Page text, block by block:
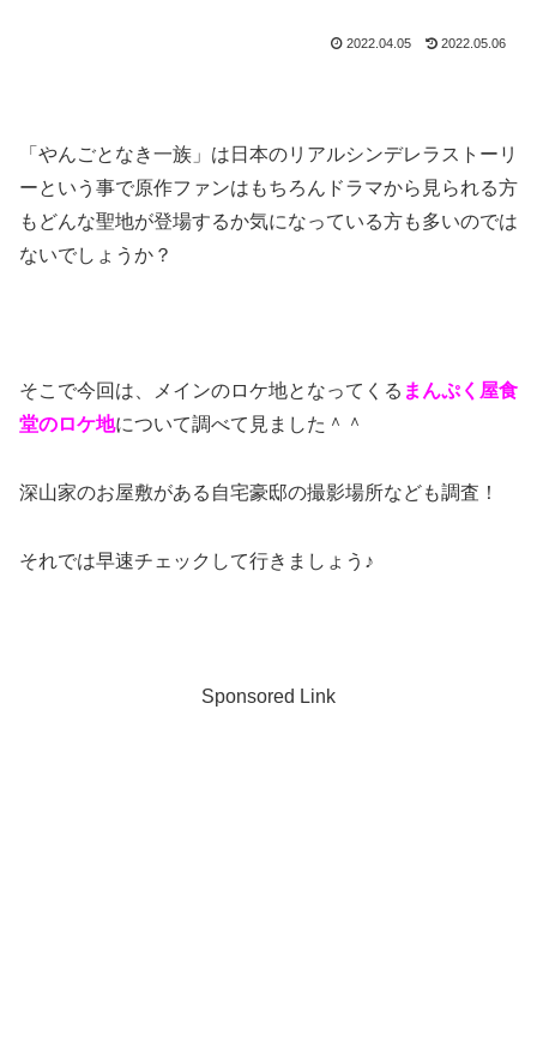
2022.04.05 2022.05.06
「やんごとなき一族」は日本のリアルシンデレラストーリ
ーという事で原作ファンはもちろんドラマから見られる方
もどんな聖地が登場するか気になっている方も多いのでは
ないでしょうか？
そこで今回は、メインのロケ地となってくる まんぷく屋食
堂のロケ地について調べて見ました＾＾
深山家のお屋敷がある自宅豪邸の撮影場所なども調査！
それでは早速チェックして行きましょう♪
Sponsored Link